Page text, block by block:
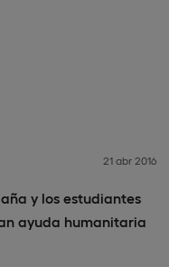
y los estudiantes
ayuda humanitaria
21 abr 2016